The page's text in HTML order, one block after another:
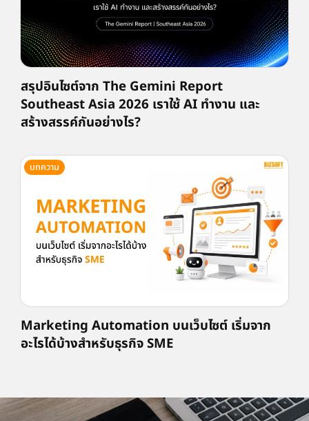
สรุปอินไซต์จาก The Gemini Report
Southeast Asia 2026 เราใช้ AI ทำงาน และ
สร้างสรรค์กันอย่างไร?
บทความ
Marketing Automation บนเว็บไซต์ เริ่มจาก
อะไรได้บ้างสำหรับธุรกิจ SME